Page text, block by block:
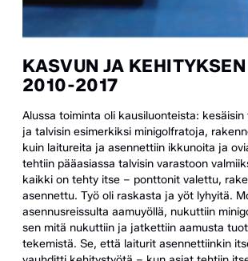
KASVUN JA
2010-2017
Alussa toiminta oli kausiluonteista:
ja talvisin esimerkiksi minigolfratoja,
kuin laitureita ja asennettiin ikkunoita ja
tehtiin pääasiassa talvisin varastoon
kaikki on tehty itse – ponttonit valettu,
asennettu. Työ oli raskasta ja yöt lyhyitä.
asennusreissulta aamuyöllä, nukuttiin
sen mitä nukuttiin ja jatkettiin aamusta
tekemistä. Se, että laiturit asennettiinkin